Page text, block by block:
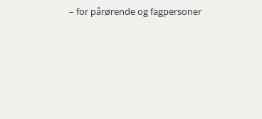
– for pårørende og fagpersoner